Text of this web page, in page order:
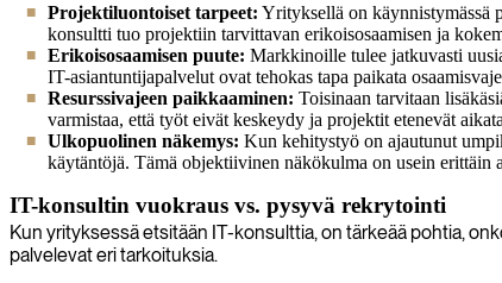
Projektiluontoiset tarpeet: Yrityksellä on käynnistymässä
konsultti tuo projektiin tarvittavan erikoisosaamisen ja
Erikoisosaamisen puute: Markkinoille tulee jatkuvasti
IT-asiantuntijapalvelut ovat tehokas tapa paikata
Resurssivajeen paikkaaminen: Toisinaan tarvitaan
varmistaa, että työt eivät keskeydy ja projektit etenevät
Ulkopuolinen näkemys: Kun kehitystyö on ajautunut
käytäntöjä. Tämä objektiivinen näkökulma on usein erittäin
IT-konsultin vuokraus vs. pysyvä rekrytointi
Kun yrityksessä etsitään IT-konsulttia, on tärkeää pohtia,
palvelevat eri tarkoituksia.